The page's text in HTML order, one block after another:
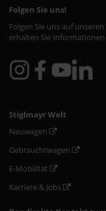
Folgen Sie uns!
Folgen Sie uns auf
erhalten Sie
Stiglmayr Welt
Neuwagen
Gebrauchtwagen
E-Mobilität
Karriere & Jobs